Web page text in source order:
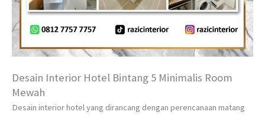
Desain Interior Hotel Bintang 5 Minimalis Room
Mewah
Desain interior hotel yang dirancang dengan perencanaan matang